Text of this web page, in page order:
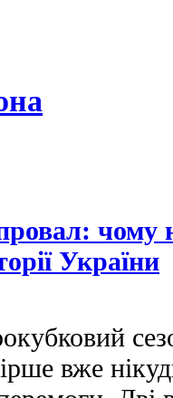
чому
України
вже